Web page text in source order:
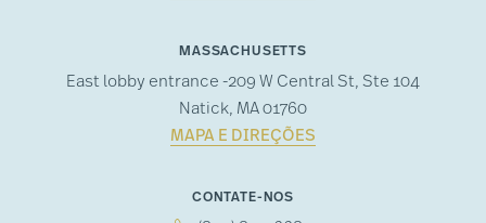
MASSACHUSETTS
East lobby entrance -209 W Central St, Ste 104
Natick, MA 01760
MAPA E DIREÇÕES
CONTATE-NOS